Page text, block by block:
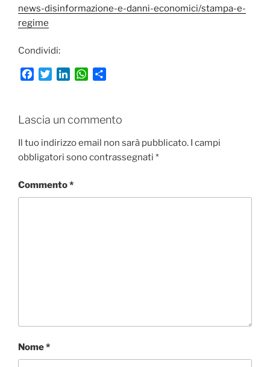
news-disinformazione-e-danni-economici/stampa-e-
regime
Condividi:
b
o
o
t
e
r
e
d
I
W
s
A
p
i
v
i
Lascia un commento
Il tuo indirizzo email non sarà pubblicato. I campi
obbligatori sono contrassegnati *
Commento*
Nome*